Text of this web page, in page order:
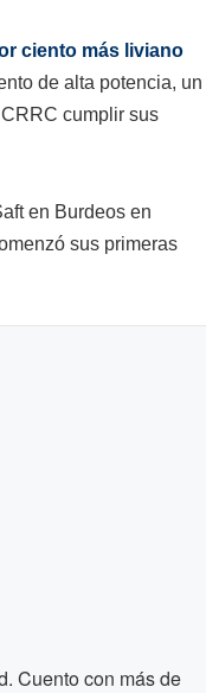
ciento más liviano
de alta potencia, un
cumplir sus
en Burdeos en
sus primeras
Cuento con más de